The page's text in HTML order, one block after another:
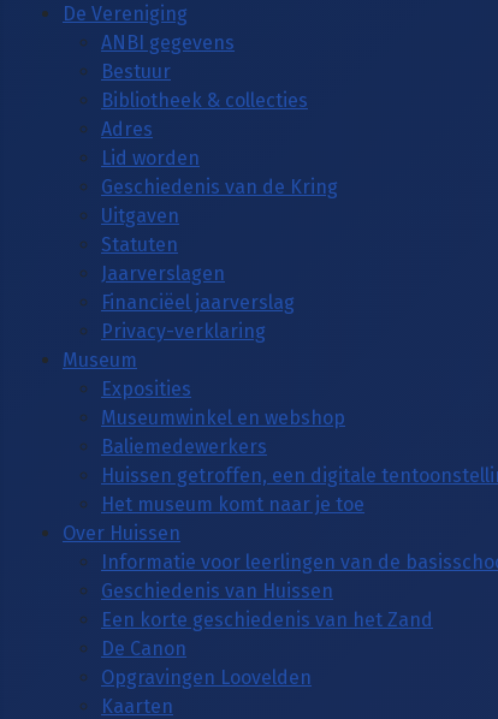
De Vereniging
ANBI gegevens
Bestuur
Bibliotheek & collecties
Adres
Lid worden
Geschiedenis van de Kring
Uitgaven
Statuten
Jaarverslagen
Financiëel jaarverslag
Privacy-verklaring
Museum
Exposities
Museumwinkel en webshop
Baliemedewerkers
Huissen getroffen, een digitale
Het museum komt naar je toe
Over Huissen
Informatie voor leerlingen van de
Geschiedenis van Huissen
Een korte geschiedenis van het Zand
De Canon
Opgravingen Loovelden
Kaarten